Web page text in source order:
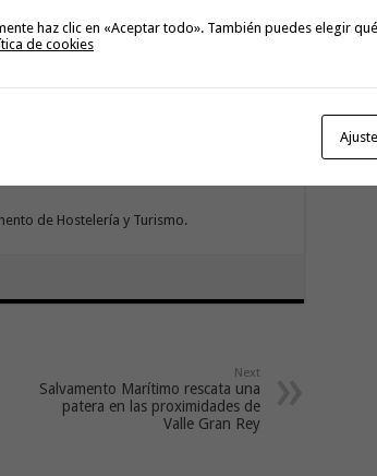
novedad este curso escolar hemos
de Hostelería y Turismo.
Next
Salvamento Marítimo rescata una
patera en las proximidades de
Valle Gran Rey
haz clic en «Aceptar todo». También puedes elegir
de cookies